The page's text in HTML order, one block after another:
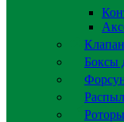
Боксы
Роторы